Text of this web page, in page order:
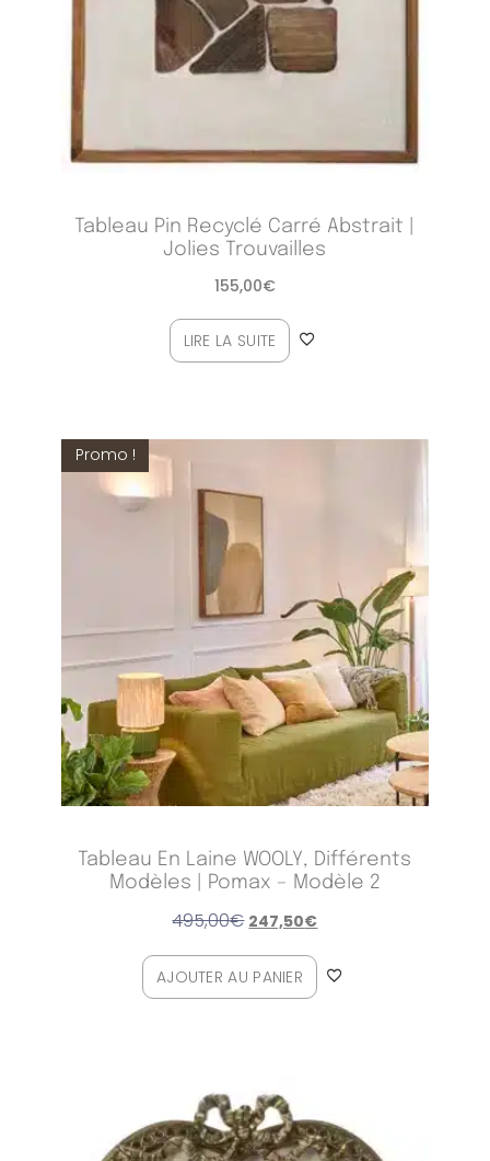
Tableau Pin Recyclé Carré Abstrait |
Jolies Trouvailles
155,00€
LIRE LA SUITE
Promo !
Tableau En Laine WOOLY, Différents
Modèles | Pomax – Modèle 2
495,00€ 247,50€
AJOUTER AU PANIER